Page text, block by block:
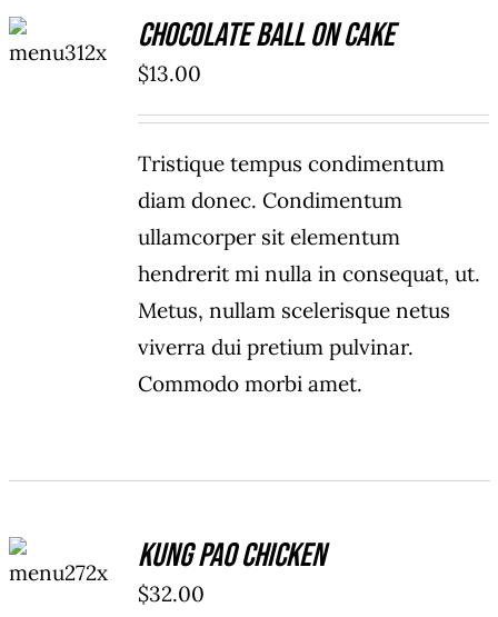
CART
/
Chocolate Ball On Cake
$13.00
Tristique tempus condimentum
diam donec. Condimentum
ullamcorper sit elementum
hendrerit mi nulla in consequat, ut.
Metus, nullam scelerisque netus
viverra dui pretium pulvinar.
Commodo morbi amet.
CART
/
Kung Pao Chicken
$32.00